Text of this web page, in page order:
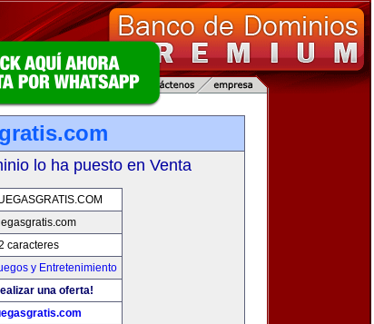
lo ha puesto en Venta
caracteres
y Entretenimiento
una oferta!